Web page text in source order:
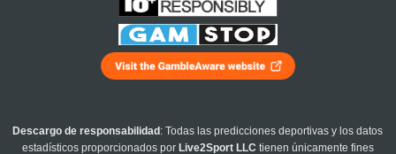
Descargo de responsabilidad : Todas las predicciones deportivas y los datos
estadísticos proporcionados por Live2Sport LLC tienen únicamente fines